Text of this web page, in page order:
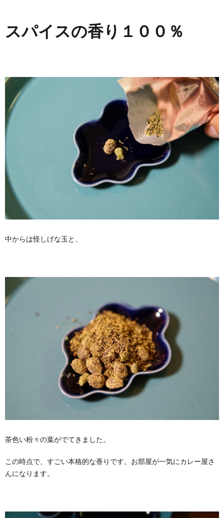
スパイスの香り１００％
中からは怪しげな玉と、
茶色い粉々の葉がでてきました。
この時点で、すごい本格的な香りです。お部屋が一気にカレー屋さ
んになります。